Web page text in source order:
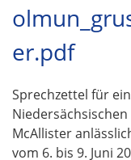
er.pdf
Sprechzettel für
McAllister
vom 6. bis 9. Juni